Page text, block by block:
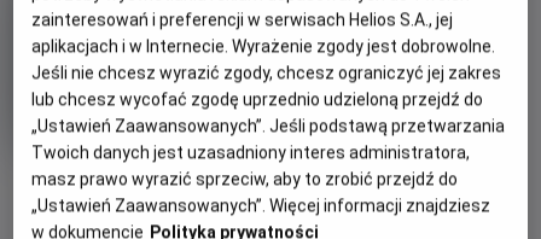
OBSERWUJ
Enkanto: Svit Mahiyi - UA
Oryginalny
tytuł
Encanto Gatunek
Animowany / Przygodowy
Od 7 lat
Czas
trwania
110 min
Kraj
i
rok
produkcji
USA (2021)
OCENA HELIOS
7.2
zainteresowań i preferencji w serwisach Helios S.A., jej
aplikacjach i w Internecie. Wyrażenie zgody jest dobrowolne.
Jeśli nie chcesz wyrazić zgody, chcesz ograniczyć jej zakres
lub chcesz wycofać zgodę uprzednio udzieloną przejdź do
„Ustawień Zaawansowanych”. Jeśli podstawą przetwarzania
Twoich danych jest uzasadniony interes administratora,
masz prawo wyrazić sprzeciw, aby to zrobić przejdź do
„Ustawień Zaawansowanych”. Więcej informacji znajdziesz
w dokumencie Polityka prywatności